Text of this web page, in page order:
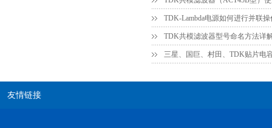
TDK共模滤波器型号命名方法详
三星、国巨、村田、TDK贴片电
友情链接